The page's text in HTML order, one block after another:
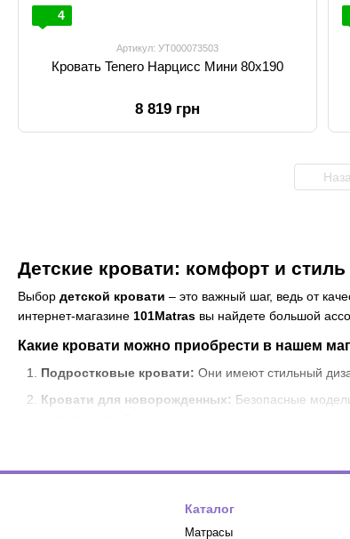
Детские кровати: комфорт и
Выбор детской кровати – это важный шаг, ведь от
интернет-магазине 101Matras вы найдете большой
Какие кровати можно приобрести в нашем
Подростковые кровати: Они имеют стильный
Кровати для новорожденных: Безопасные
нравятся детям всех возрастов.
4
Артикул: УТ000073503
Кровать Tenero Нарцисс Мини 80х190
8 819 грн
Каталог
Матрасы